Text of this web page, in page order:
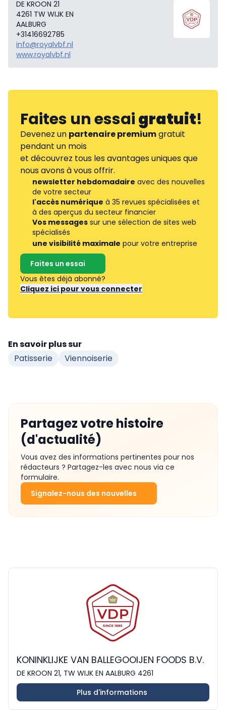
DE KROON 21
4261 TW WIJK EN
AALBURG
+31416692785
info@royalvbf.nl
www.royalvbf.nl
Faites un essaigratuit!
Devenez un partenaire premiumgratuit
pendant un mois
et découvrez tous les avantages uniques que
nous avons à vous offrir.
newsletter hebdomadaire avec des nouvelles
de votre secteur
l'accès numérique à 35 revues spécialisées et
à des aperçus du secteur financier
Vos messages sur une sélection de sites web
spécialisés
une visibilité maximale pour votre entreprise
Faites un essai
Vous êtes déjà abonné?
Cliquez ici pour vous connecter
En savoir plus sur
Patisserie
Viennoiserie
Partagez votre histoire
(d'actualité)
Vous avez des informations pertinentes pour nos
rédacteurs ? Partagez-les avec nous via ce
formulaire.
Signalez-nous des nouvelles
KONINKLIJKE VAN BALLEGOOIJEN FOODS B.V.
DE KROON 21, TW WIJK EN AALBURG 4261
Plus d'informations